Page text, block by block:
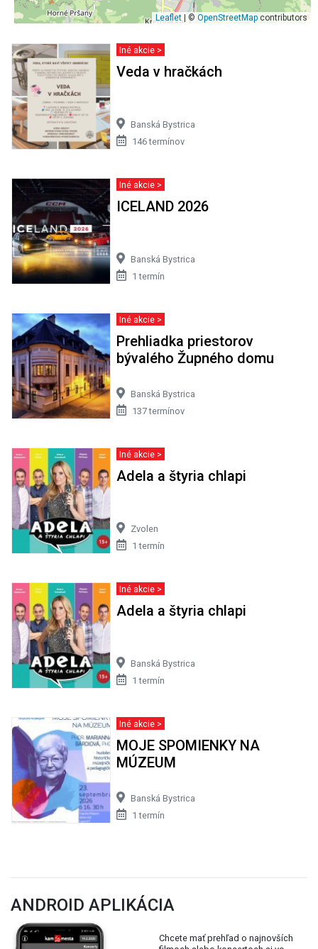
Leaflet| © OpenStreetMap contributors
Iné akcie >
Veda v hračkách
Banská Bystrica
146 termínov
Iné akcie >
ICELAND 2026
Banská Bystrica
1 termín
Iné akcie >
Prehliadka priestorov
bývalého Župného domu
Banská Bystrica
137 termínov
Iné akcie >
Adela a štyria chlapi
Zvolen
1 termín
Iné akcie >
Adela a štyria chlapi
Banská Bystrica
1 termín
Iné akcie >
MOJE SPOMIENKY NA
MÚZEUM
Banská Bystrica
1 termín
ANDROID APLIKÁCIA
Chcete mať prehľad o najnovších